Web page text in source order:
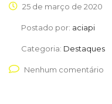
25 de março de 2020
Postado por: aciapi
Categoria: Destaques
Nenhum comentário